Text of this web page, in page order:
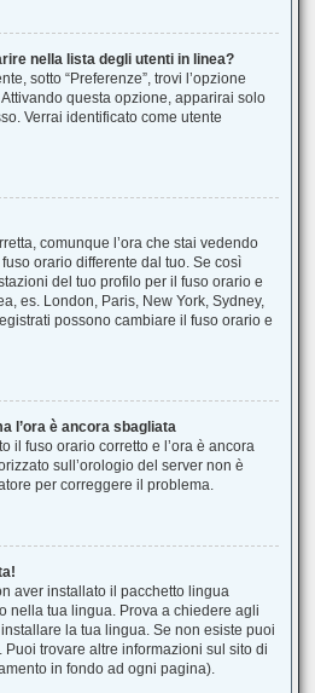
nella lista degli utenti in linea?
sotto “Preferenze”, trovi l’opzione
Attivando questa opzione, apparirai solo
Verrai identificato come utente
comunque l’ora che stai vedendo
orario differente dal tuo. Se così
del tuo profilo per il fuso orario e
es. London, Paris, New York, Sydney,
possono cambiare il fuso orario e
l’ora è ancora sbagliata
il fuso orario corretto e l’ora è ancora
sull’orologio del server non è
per correggere il problema.
aver installato il pacchetto lingua
nella tua lingua. Prova a chiedere agli
la tua lingua. Se non esiste puoi
trovare altre informazioni sul sito di
in fondo ad ogni pagina).